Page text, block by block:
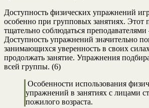
Доступность физических упражнений
особенно при групповых занятиях.
тщательно соблюдаться
Доступность упражнений значительно
занимающихся уверенность в своих
продолжать занятие. Упражнения
всей группы. (6)
Особенности использования
упражнений в занятиях с лицами
пожилого возраста.